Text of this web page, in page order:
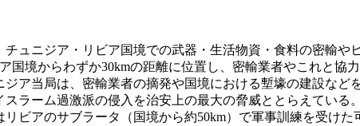
ュニジア・リビア国境での武器・生活物資・食料の密輸や
境からわずか30kmの距離に位置し、密輸業者やこれと協
ア当局は、密輸業者の摘発や国境における塹壕の建設など
ラーム過激派の侵入を治安上の最大の脅威ととらえている
ビアのサブラータ（国境から約50km）で軍事訓練を受けた